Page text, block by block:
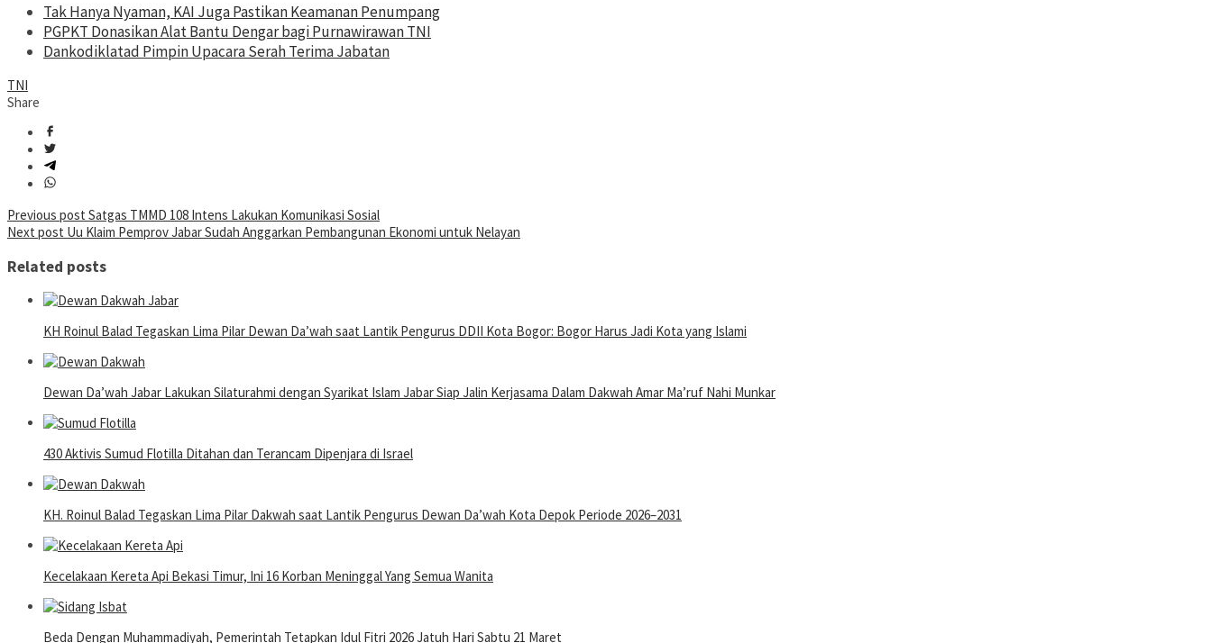
Tak Hanya Nyaman, KAI Juga Pastikan Keamanan Penumpang
PGPKT Donasikan Alat Bantu Dengar bagi Purnawirawan TNI
Dankodiklatad Pimpin Upacara Serah Terima Jabatan
TNI
Share
Post
navigation
Previous post Satgas TMMD 108 Intens Lakukan Komunikasi Sosial
Next post Uu Klaim Pemprov Jabar Sudah Anggarkan Pembangunan Ekonomi untuk Nelayan
Related posts
KH Roinul Balad Tegaskan Lima Pilar Dewan Da’wah saat Lantik Pengurus DDII Kota Bogor: Bogor Harus Jadi Kota yang Islami
Dewan Da’wah Jabar Lakukan Silaturahmi dengan Syarikat Islam Jabar Siap Jalin Kerjasama Dalam Dakwah Amar Ma’ruf Nahi Munkar
430 Aktivis Sumud Flotilla Ditahan dan Terancam Dipenjara di Israel
KH. Roinul Balad Tegaskan Lima Pilar Dakwah saat Lantik Pengurus Dewan Da’wah Kota Depok Periode 2026–2031
Kecelakaan Kereta Api Bekasi Timur, Ini 16 Korban Meninggal Yang Semua Wanita
Beda Dengan Muhammadiyah, Pemerintah Tetapkan Idul Fitri 2026 Jatuh Hari Sabtu 21 Maret